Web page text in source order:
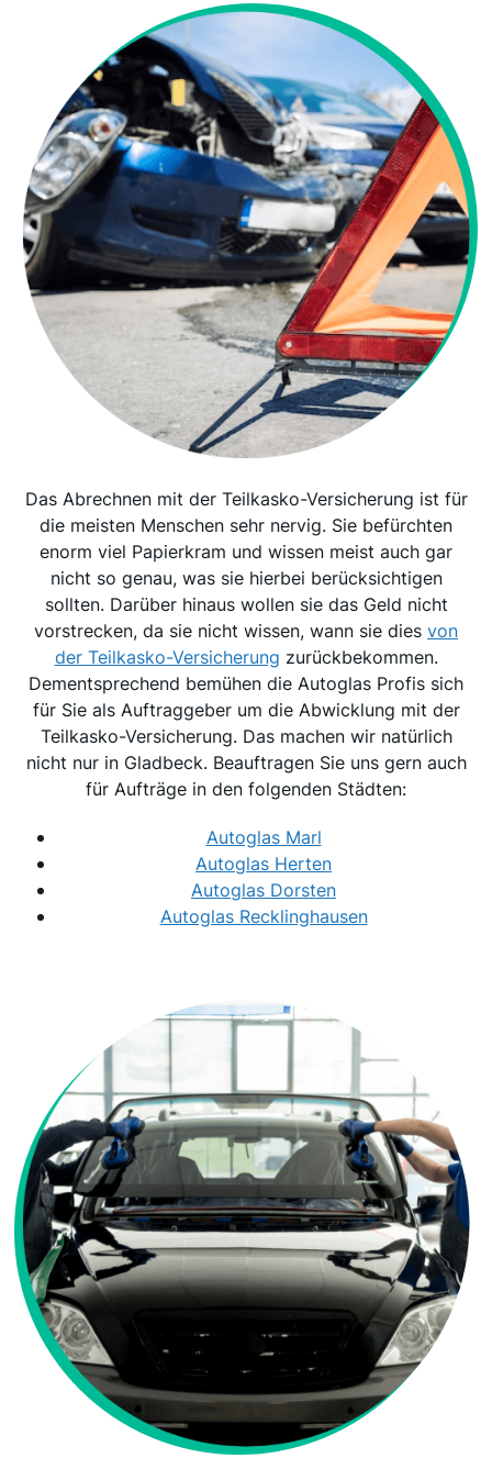
Das Abrechnen mit der Teilkasko-Versicherung ist für
die meisten Menschen sehr nervig. Sie befürchten
enorm viel Papierkram und wissen meist auch gar
nicht so genau, was sie hierbei berücksichtigen
sollten. Darüber hinaus wollen sie das Geld nicht
vorstrecken, da sie nicht wissen, wann sie dies von
der Teilkasko-Versicherung zurückbekommen.
Dementsprechend bemühen die Autoglas Profis sich
für Sie als Auftraggeber um die Abwicklung mit der
Teilkasko-Versicherung. Das machen wir natürlich
nicht nur in Gladbeck. Beauftragen Sie uns gern auch
für Aufträge in den folgenden Städten:
Autoglas Marl
Autoglas Herten
Autoglas Dorsten
Autoglas Recklinghausen